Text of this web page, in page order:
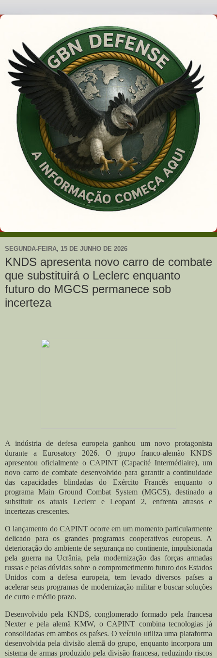
SEGUNDA-FEIRA, 15 DE JUNHO DE 2026
KNDS apresenta novo carro de combate
que substituirá o Leclerc enquanto
futuro do MGCS permanece sob
incerteza
A indústria de defesa europeia ganhou um novo protagonista
durante a Eurosatory 2026. O grupo franco-alemão KNDS
apresentou oficialmente o CAPINT (Capacité Intermédiaire), um
novo carro de combate desenvolvido para garantir a continuidade
das capacidades blindadas do Exército Francês enquanto o
programa Main Ground Combat System (MGCS), destinado a
substituir os atuais Leclerc e Leopard 2, enfrenta atrasos e
incertezas crescentes.
O lançamento do CAPINT ocorre em um momento particularmente
delicado para os grandes programas cooperativos europeus. A
deterioração do ambiente de segurança no continente, impulsionada
pela guerra na Ucrânia, pela modernização das forças armadas
russas e pelas dúvidas sobre o comprometimento futuro dos Estados
Unidos com a defesa europeia, tem levado diversos países a
acelerar seus programas de modernização militar e buscar soluções
de curto e médio prazo.
Desenvolvido pela KNDS, conglomerado formado pela francesa
Nexter e pela alemã KMW, o CAPINT combina tecnologias já
consolidadas em ambos os países. O veículo utiliza uma plataforma
desenvolvida pela divisão alemã do grupo, enquanto incorpora um
sistema de armas produzido pela divisão francesa, reduzindo riscos